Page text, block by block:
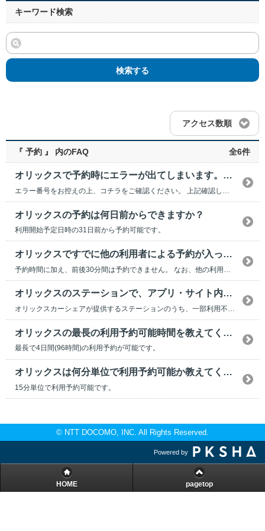
キーワード検索
検索する
アクセス数順
『 予約 』 内のFAQ 全6件
オリックスで予約時にエラーが出てしまいます。どのようにすればいいでしょうか？
エラー番号をお控えの上、コチラをご確認ください。 上記確認しても解決できない場合は、dカーシ...
オリックスの予約は何日前からできますか？
利用開始予定日時の31日前から予約可能です。
オリックスですでに他の利用者による予約が入っている場合、前後の予約できない時間を教えてください。
オリックスのステーションで、アプリ・サイト内上で表示されないものはありますか？
オリックスカーシェアが提供するステーションのうち、一部利用不可のステーションがございます。
オリックスの最長の利用予約可能時間を教えてください。
最長で4日間(96時間)の利用予約が可能です。
オリックスは何分単位で利用予約可能か教えてください。
15分単位で利用予約可能です。
© NTT DOCOMO, INC. All Rights Reserved.
Powered by
HOME pagetop